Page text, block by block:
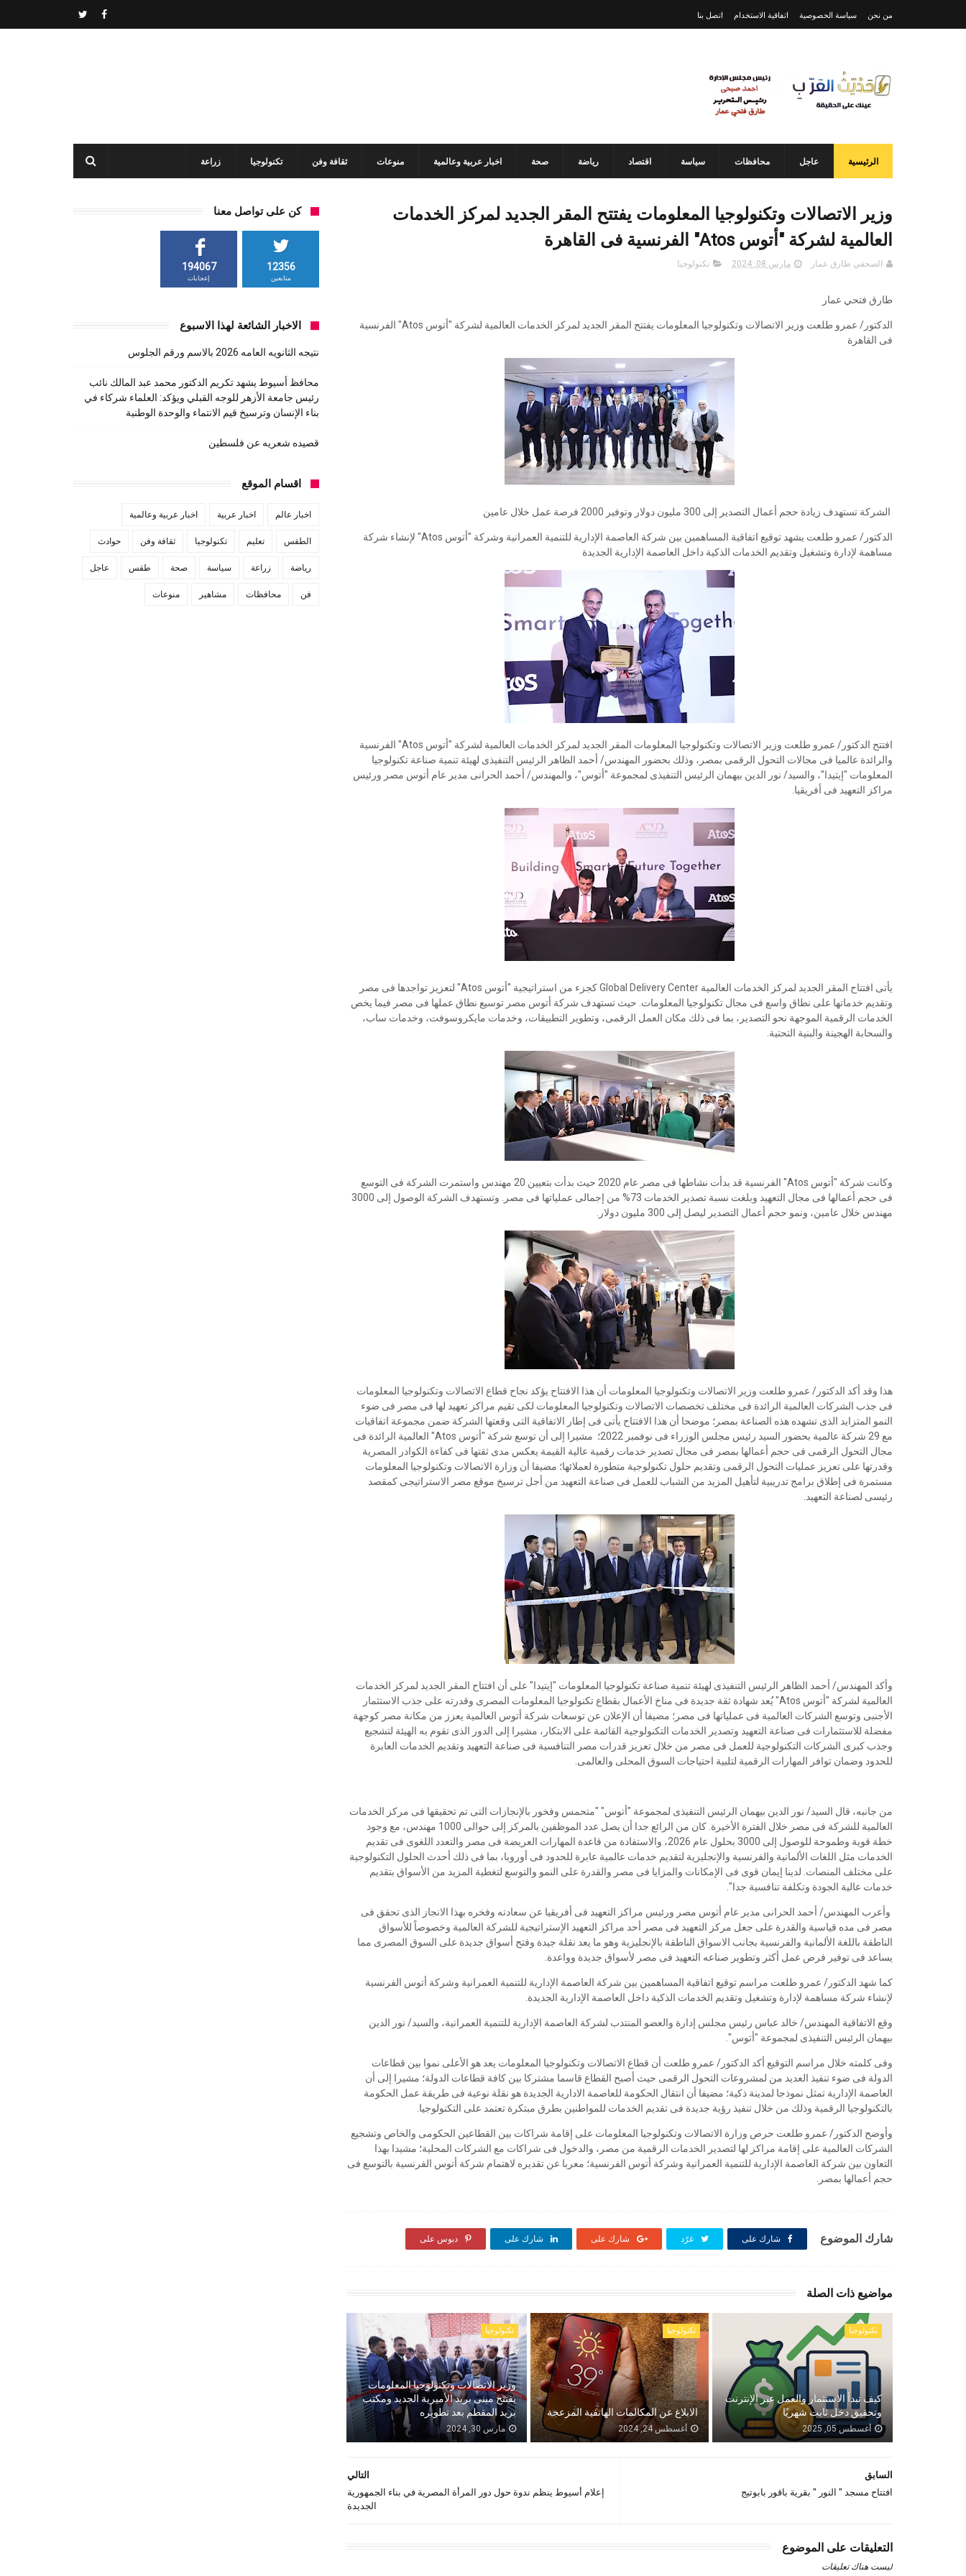
من نحن سياسة الخصوصية اتفاقية الاستخدام اتصل بنا
الرئيسية عاجل محافظات سياسة اقتصاد رياضة صحة اخبار عربية وعالمية منوعات ثقافة وفن تكنولوجيا زراعة
وزير الاتصالات وتكنولوجيا المعلومات يفتتح المقر الجديد لمركز الخدمات
العالمية لشركة "أتوس Atos" الفرنسية فى القاهرة
الصحفي طارق عمار مارس 08, 2024 تكنولوجيا
طارق فتحي عمار
الدكتور/ عمرو طلعت وزير الاتصالات وتكنولوجيا المعلومات يفتتح المقر الجديد لمركز الخدمات العالمية لشركة "أتوس Atos" الفرنسية
فى القاهرة
الشركة تستهدف زيادة حجم أعمال التصدير إلى 300 مليون دولار وتوفير 2000 فرصة عمل خلال عامين
الدكتور/ عمرو طلعت يشهد توقيع اتفاقية المساهمين بين شركة العاصمة الإدارية للتنمية العمرانية وشركة "أتوس Atos" لإنشاء شركة
مساهمة لإدارة وتشغيل وتقديم الخدمات الذكية داخل العاصمة الإدارية الجديدة
افتتح الدكتور/ عمرو طلعت وزير الاتصالات وتكنولوجيا المعلومات المقر الجديد لمركز الخدمات العالمية لشركة "أتوس Atos" الفرنسية
والرائدة عالميا فى مجالات التحول الرقمى بمصر، وذلك بحضور المهندس/ أحمد الظاهر الرئيس التنفيذى لهيئة تنمية صناعة تكنولوجيا
المعلومات "إيتيدا"، والسيد/ نور الدين بيهمان الرئيس التنفيذى لمجموعة "أتوس"، والمهندس/ أحمد الحرانى مدير عام أتوس مصر ورئيس
مراكز التعهيد فى أفريقيا.
يأتى افتتاح المقر الجديد لمركز الخدمات العالمية Global Delivery Center كجزء من استراتيجية "أتوس Atos" لتعزيز تواجدها فى مصر
وتقديم خدماتها على نطاق واسع فى مجال تكنولوجيا المعلومات. حيث تستهدف شركة أتوس مصر توسيع نطاق عملها فى مصر فيما يخص
الخدمات الرقمية الموجهة نحو التصدير، بما فى ذلك مكان العمل الرقمى، وتطوير التطبيقات، وخدمات مايكروسوفت، وخدمات ساب،
والسحابة الهجينة والبنية التحتية.
وكانت شركة "أتوس Atos" الفرنسية قد بدأت نشاطها فى مصر عام 2020 حيث بدأت بتعيين 20 مهندس واستمرت الشركة فى التوسع
فى حجم أعمالها فى مجال التعهيد وبلغت نسبة تصدير الخدمات 73% من إجمالى عملياتها فى مصر. وتستهدف الشركة الوصول إلى 3000
مهندس خلال عامين، ونمو حجم أعمال التصدير ليصل إلى 300 مليون دولار.
هذا وقد أكد الدكتور/ عمرو طلعت وزير الاتصالات وتكنولوجيا المعلومات أن هذا الافتتاح يؤكد نجاح قطاع الاتصالات وتكنولوجيا المعلومات
فى جذب الشركات العالمية الرائدة فى مختلف تخصصات الاتصالات وتكنولوجيا المعلومات لكى تقيم مراكز تعهيد لها فى مصر فى ضوء
النمو المتزايد الذى تشهده هذه الصناعة بمصر؛ موضحا أن هذا الافتتاح يأتى فى إطار الاتفاقية التى وقعتها الشركة ضمن مجموعة اتفاقيات
مع 29 شركة عالمية بحضور السيد رئيس مجلس الوزراء فى نوفمبر 2022؛ مشيرا إلى أن توسع شركة "أتوس Atos" العالمية الرائدة فى
مجال التحول الرقمى فى حجم أعمالها بمصر فى مجال تصدير خدمات رقمية عالية القيمة يعكس مدى ثقتها فى كفاءة الكوادر المصرية
وقدرتها على تعزيز عمليات التحول الرقمى وتقديم حلول تكنولوجية متطورة لعملائها؛ مضيفا أن وزارة الاتصالات وتكنولوجيا المعلومات
مستمرة فى إطلاق برامج تدريبية لتأهيل المزيد من الشباب للعمل فى صناعة التعهيد من أجل ترسيخ موقع مصر الاستراتيجى كمقصد
رئيسى لصناعة التعهيد.
وأكد المهندس/ أحمد الظاهر الرئيس التنفيذى لهيئة تنمية صناعة تكنولوجيا المعلومات "إيتيدا" على أن افتتاح المقر الجديد لمركز الخدمات
العالمية لشركة "أتوس Atos" يُعد شهادة ثقة جديدة فى مناخ الأعمال بقطاع تكنولوجيا المعلومات المصرى وقدرته على جذب الاستثمار
الأجنبى وتوسع الشركات العالمية فى عملياتها فى مصر؛ مضيفا أن الإعلان عن توسعات شركة أتوس العالمية يعزز من مكانة مصر كوجهة
مفضلة للاستثمارات فى صناعة التعهيد وتصدير الخدمات التكنولوجية القائمة على الابتكار، مشيرا إلى الدور الذى تقوم به الهيئة لتشجيع
وجذب كبرى الشركات التكنولوجية للعمل فى مصر من خلال تعزيز قدرات مصر التنافسية فى صناعة التعهيد وتقديم الخدمات العابرة
للحدود وضمان توافر المهارات الرقمية لتلبية احتياجات السوق المحلى والعالمى.
من جانبه، قال السيد/ نور الدين بيهمان الرئيس التنفيذى لمجموعة "أتوس" "متحمس وفخور بالإنجازات التى تم تحقيقها فى مركز الخدمات
العالمية للشركة فى مصر خلال الفترة الأخيرة. كان من الرائع جدا أن يصل عدد الموظفين بالمركز إلى حوالى 1000 مهندس، مع وجود
خطة قوية وطموحة للوصول إلى 3000 بحلول عام 2026، والاستفادة من قاعدة المهارات العريضة فى مصر والتعدد اللغوى فى تقديم
الخدمات مثل اللغات الألمانية والفرنسية والإنجليزية لتقديم خدمات عالمية عابرة للحدود فى أوروبا، بما فى ذلك أحدث الحلول التكنولوجية
على مختلف المنصات. لدينا إيمان قوى فى الإمكانات والمزايا فى مصر والقدرة على النمو والتوسع لتغطية المزيد من الأسواق بتقديم
خدمات عالية الجودة وتكلفة تنافسية جدا".
وأعرب المهندس/ أحمد الحرانى مدير عام أتوس مصر ورئيس مراكز التعهيد فى أفريقيا عن سعادته وفخره بهذا الانجاز الذى تحقق فى
مصر فى مده قياسية والقدرة على جعل مركز التعهيد فى مصر أحد مراكز التعهيد الإستراتيجية للشركة العالمية وخصوصاً للأسواق
الناطقة باللغة الألمانية والفرنسية بجانب الاسواق الناطقة بالإنجليزية وهو ما يعد نقلة جيدة وفتح أسواق جديدة على السوق المصرى مما
يساعد فى توفير فرص عمل أكثر وتطوير صناعه التعهيد فى مصر لأسواق جديدة وواعدة.
كما شهد الدكتور/ عمرو طلعت مراسم توقيع اتفاقية المساهمين بين شركة العاصمة الإدارية للتنمية العمرانية وشركة أتوس الفرنسية
لإنشاء شركة مساهمة لإدارة وتشغيل وتقديم الخدمات الذكية داخل العاصمة الإدارية الجديدة.
وقع الاتفاقية المهندس/ خالد عباس رئيس مجلس إدارة والعضو المنتدب لشركة العاصمة الإدارية للتنمية العمرانية، والسيد/ نور الدين
بيهمان الرئيس التنفيذى لمجموعة "أتوس".
وفى كلمته خلال مراسم التوقيع أكد الدكتور/ عمرو طلعت أن قطاع الاتصالات وتكنولوجيا المعلومات يعد هو الأعلى نموا بين قطاعات
الدولة فى ضوء تنفيذ العديد من لمشروعات التحول الرقمى حيث أصبح القطاع قاسما مشتركا بين كافة قطاعات الدولة؛ مشيرا إلى أن
العاصمة الإدارية تمثل نموذجا لمدينة ذكية؛ مضيفا أن انتقال الحكومة للعاصمة الادارية الجديدة هو نقلة نوعية فى طريقة عمل الحكومة
بالتكنولوجيا الرقمية وذلك من خلال تنفيذ رؤية جديدة فى تقديم الخدمات للمواطنين بطرق مبتكرة تعتمد على التكنولوجيا.
وأوضح الدكتور/ عمرو طلعت حرص وزارة الاتصالات وتكنولوجيا المعلومات على إقامة شراكات بين القطاعين الحكومى والخاص وتشجيع
الشركات العالمية على إقامة مراكز لها لتصدير الخدمات الرقمية من مصر، والدخول فى شراكات مع الشركات المحلية؛ مشيدا بهذا
التعاون بين شركة العاصمة الإدارية للتنمية العمرانية وشركة أتوس الفرنسية؛ معربا عن تقديره لاهتمام شركة أتوس الفرنسية بالتوسع فى
حجم أعمالها بمصر.
شارك الموضوع شارك على غرّد شارك على شارك على دبوس على
مواضيع ذات الصلة
تكنولوجيا
كيف تبدأ الاستثمار والعمل عبر الإنترنت
وتحقيق دخل ثابت شهريًا
أغسطس 05, 2025
تكنولوجيا
الابلاغ عن المكالمات الهاتفية المزعجة
أغسطس 24, 2024
تكنولوجيا
وزير الاتصالات وتكنولوجيا المعلومات
يفتتح مبنى بريد الأميرية الجديد ومكتب
بريد المقطم بعد تطويره
مارس 30, 2024
التالي
إعلام أسيوط ينظم ندوة حول دور المرأة المصرية في بناء الجمهورية
الجديدة
السابق
افتتاح مسجد " النور " بقرية باقور بابوتيج
التعليقات على الموضوع
ليست هناك تعليقات
كن على تواصل معنا
12356
متابعين
194067
إعجابات
الاخبار الشائعة لهذا الاسبوع
نتيجه الثانويه العامه 2026 بالاسم ورقم الجلوس
محافظ أسيوط يشهد تكريم الدكتور محمد عبد المالك نائب
رئيس جامعة الأزهر للوجه القبلي ويؤكد: العلماء شركاء في
بناء الإنسان وترسيخ قيم الانتماء والوحدة الوطنية
قصيده شعريه عن فلسطين
اقسام الموقع
اخبار عالم اخبار عربية اخبار عربية وعالمية
الطقس تعليم تكنولوجيا ثقافة وفن حوادث
رياضة زراعة سياسة صحة طقس عاجل
فن محافظات مشاهير منوعات